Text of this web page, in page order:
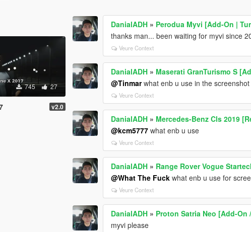
745 27
v2.0
DanialADH » Perodua Myvi [Add-On |
thanks man... been waiting for myvi since
Veure Context
DanialADH » Maserati GranTurismo S
@Tinmarwhat enb u use in the screenshot
Veure Context
DanialADH » Mercedes-Benz Cls 2019
@kcm5777 what enb u use
Veure Context
DanialADH » Range Rover Vogue
@What The Fuck what enb u use for
Veure Context
DanialADH » Proton Satria Neo [Add-
myvi please